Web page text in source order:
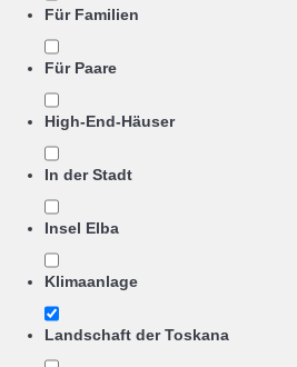
Für Familien
Für Paare
High-End-Häuser
In der Stadt
Insel Elba
Klimaanlage
Landschaft der Toskana